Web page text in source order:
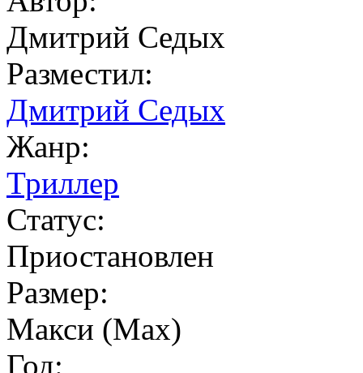
Дмитрий Седых
Разместил:
Дмитрий Седых
Жанр:
Триллер
Статус:
Приостановлен
Размер:
Макси (Max)
Год: